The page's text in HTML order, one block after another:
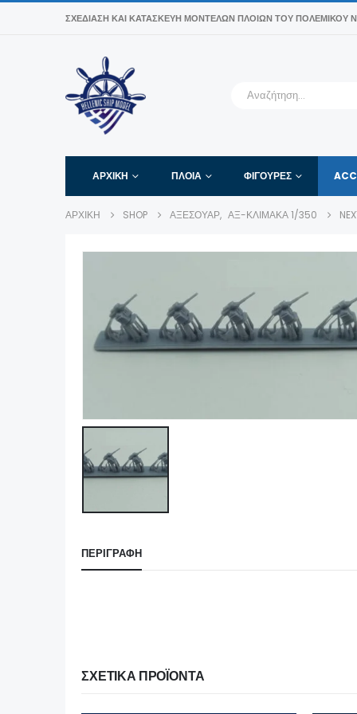
ΣΧΕΔΊΑΣΗ ΚΑΙ ΚΑΤΑΣΚΕΥΉ ΜΟΝΤΈΛΩΝ ΠΛΟΊΩΝ ΤΟΥ ΠΟΛΕΜΙΚΟΎ
ΑΡΧΙΚΉ ΠΛΟΙΑ ΦΙΓΟΎΡΕΣ
ΑΡΧΙΚΉ SHOP ΑΞΕΣΟΥΆΡ, ΑΞ-ΚΛΊΜΑΚΑ 1/350
ΠΕΡΙΓΡΑΦΉ
ΣΧΕΤΙΚΆ ΠΡΟΪΌΝΤΑ